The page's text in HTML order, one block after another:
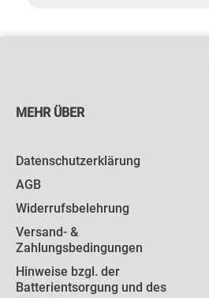
MEHR ÜBER
Datenschutzerklärung
AGB
Widerrufsbelehrung
Versand- &
Zahlungsbedingungen
Hinweise bzgl. der
Batterientsorgung und des